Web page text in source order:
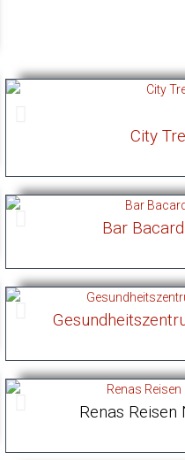
Guernica
City
Aktiva Bar
Malerei
Ortsrat Erichshagen
Renas Reisen